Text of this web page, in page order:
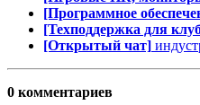
[Программное
[Техподдержка для
[Открытый чат]
0 комментариев